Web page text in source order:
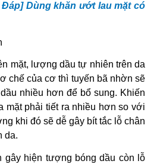
Đáp] Dùng khăn ướt lau mặt có
mặt, lượng dầu tự nhiên trên da
chế của cơ thì tuyến bã nhờn sẽ
nhiều hơn để bổ sung. Khiến
mặt phải tiết ra nhiều hơn so với
khi đó sẽ dễ gây bít tắc lỗ chân
da.
gây hiện tượng bóng dầu còn lỗ